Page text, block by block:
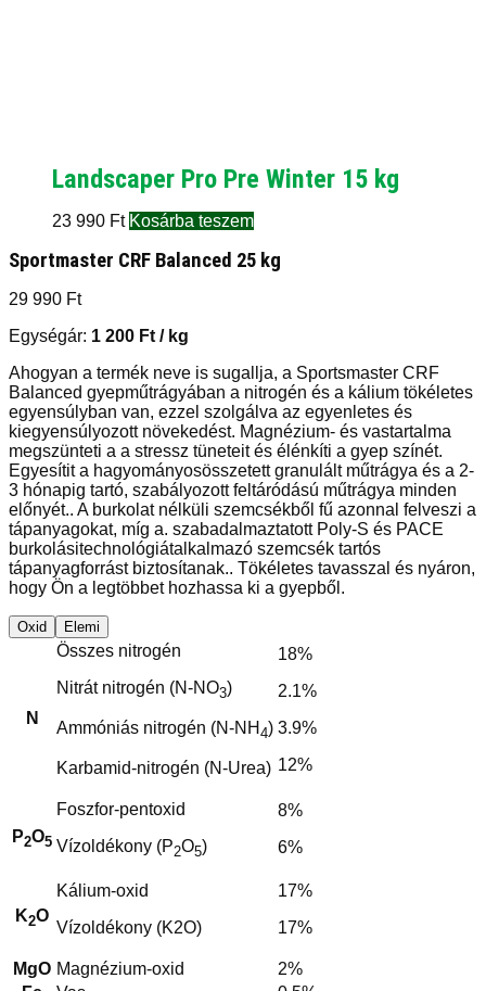
Landscaper Pro Pre Winter 15 kg
23 990 Ft Kosárba teszem
Sportmaster CRF Balanced 25 kg
29 990 Ft
Egységár: 1 200 Ft / kg
Ahogyan a termék neve is sugallja, a Sportsmaster CRF
Balanced gyepműtrágyában a nitrogén és a kálium tökéletes
egyensúlyban van, ezzel szolgálva az egyenletes és
kiegyensúlyozott növekedést. Magnézium- és vastartalma
megszünteti a a stressz tüneteit és élénkíti a gyep színét.
Egyesítit a hagyományosösszetett granulált műtrágya és a 2-
3 hónapig tartó, szabályozott feltáródású műtrágya minden
előnyét.. A burkolat nélküli szemcsékből fű azonnal felveszi a
tápanyagokat, míg a. szabadalmaztatott Poly-S és PACE
burkolásitechnológiátalkalmazó szemcsék tartós
tápanyagforrást biztosítanak.. Tökéletes tavasszal és nyáron,
hogy Ön a legtöbbet hozhassa ki a gyepből.
Oxid Elemi
N
Összes nitrogén
Nitrát nitrogén (N-NO3)
Ammóniás nitrogén (N-NH 4)
Karbamid-nitrogén (N-Urea)
18%
2.1%
3.9%
12%
P2O5
Foszfor-pentoxid
Vízoldékony (P2O5)
8%
6%
K2O
Kálium-oxid
Vízoldékony (K2O)
17%
17%
MgO Magnézium-oxid
2%